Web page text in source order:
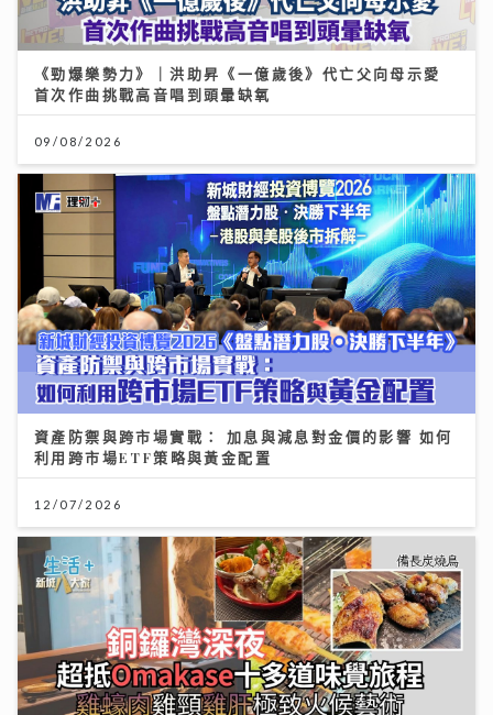
《勁爆樂勢力》｜洪助昇《一億歲後》代亡父向母示愛
首次作曲挑戰高音唱到頭暈缺氧
09/08/2026
資產防禦與跨市場實戰： 加息與減息對金價的影響 如何
利用跨市場ETF策略與黃金配置
12/07/2026